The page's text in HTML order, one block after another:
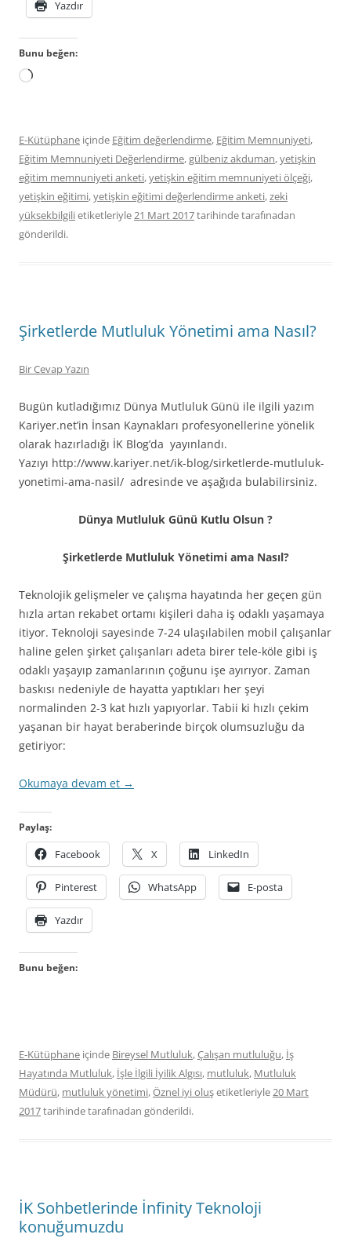
Yazdır
Bunu beğen:
Yükleniyor...
E-Kütüphane içinde Eğitim değerlendirme, Eğitim Memnuniyeti,
Eğitim Memnuniyeti Değerlendirme,gülbeniz akduman,yetişkin
eğitim memnuniyeti anketi,yetişkin eğitim memnuniyeti ölçeği,
yetişkin eğitimi,yetişkin eğitimi değerlendirme anketi,zeki
yüksekbilgilietiketleriyle21 Mart 2017tarihindetarafınadan
gönderildi.
Şirketlerde Mutluluk Yönetimi ama Nasıl?
Bir Cevap Yazın
Bugün kutladığımız Dünya Mutluluk Günü ile ilgili yazım
Kariyer.net’in İnsan Kaynakları profesyonellerine yönelik
olarak hazırladığı İK Blog’da yayınlandı.
Yazıyı http://www.kariyer.net/ik-blog/sirketlerde-mutluluk-
yonetimi-ama-nasil/ adresinde ve aşağıda bulabilirsiniz.
Dünya Mutluluk Günü Kutlu Olsun ?
Şirketlerde Mutluluk Yönetimi ama Nasıl?
Teknolojik gelişmeler ve çalışma hayatında her geçen gün
hızla artan rekabet ortamı kişileri daha iş odaklı yaşamaya
itiyor. Teknoloji sayesinde 7-24 ulaşılabilen mobil çalışanlar
haline gelen şirket çalışanları adeta birer tele-köle gibi iş
odaklı yaşayıp zamanlarının çoğunu işe ayırıyor. Zaman
baskısı nedeniyle de hayatta yaptıkları her şeyi
normalinden 2-3 kat hızlı yapıyorlar. Tabii ki hızlı çekim
yaşanan bir hayat beraberinde birçok olumsuzluğu da
getiriyor:
Okumaya devam et →
Paylaş:
Facebook X LinkedIn
Pinterest WhatsApp E-posta
Yazdır
Bunu beğen:
E-Kütüphane içinde Bireysel Mutluluk,Çalışan mutluluğu, İş
Hayatında Mutluluk, İşle İlgili İyilik Algısı, mutluluk, Mutluluk
Müdürü, mutluluk yönetimi,Öznel iyi oluşetiketleriyle20 Mart
2017tarihindetarafınadan gönderildi.
İK Sohbetlerinde İnfinity Teknoloji
konuğumuzdu